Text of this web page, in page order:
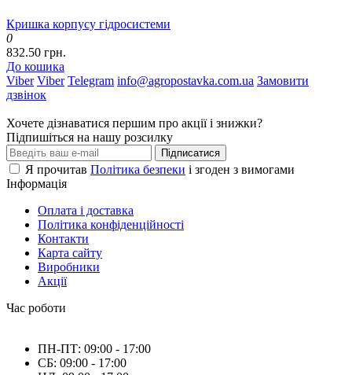
Кришка корпусу гідросистеми
0
832.50 грн.
До кошика
Viber Viber Telegram info@agropostavka.com.ua Замовити
дзвінок
Хочете дізнаватися першим про акції і знижки?
Підпишіться на нашу розсилку
Підписатися
Я прочитав Політика безпеки і згоден з вимогами
Інформація
Оплата і доставка
Політика конфіденційності
Контакти
Карта сайту
Виробники
Акції
Час роботи
ПН-ПТ: 09:00 - 17:00
СБ: 09:00 - 17:00